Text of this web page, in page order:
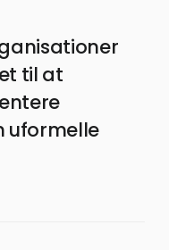
til at
uformelle